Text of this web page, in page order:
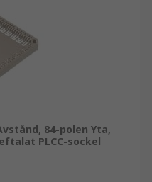
84-polen Yta,
PLCC-sockel